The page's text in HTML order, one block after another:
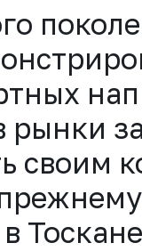
рынки
своим